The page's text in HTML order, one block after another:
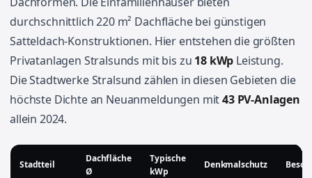
durchschnittlich 220 m² Dachfläche bei günstigen
Satteldach-Konstruktionen. Hier entstehen die größten
Privatanlagen Stralsunds mit bis zu 18 kWp Leistung.
Die Stadtwerke Stralsund zählen in diesen Gebieten die
höchste Dichte an Neuanmeldungen mit43 PV-Anlagen
allein 2024.
Stadtteil
Dachfläche
Ø
Typische
kWp
Denkmalschutz